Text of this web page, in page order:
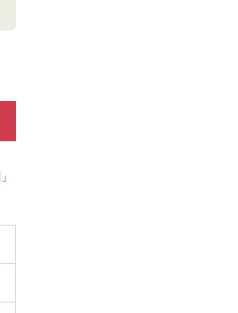
」